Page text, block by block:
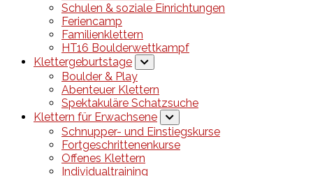
Schulen & soziale Einrichtungen
Feriencamp
Familienklettern
HT16 Boulderwettkampf
Klettergeburtstage
Boulder & Play
Abenteuer Klettern
Spektakuläre Schatzsuche
Klettern für Erwachsene
Schnupper- und Einstiegskurse
Fortgeschrittenenkurse
Offenes Klettern
Individualtraining